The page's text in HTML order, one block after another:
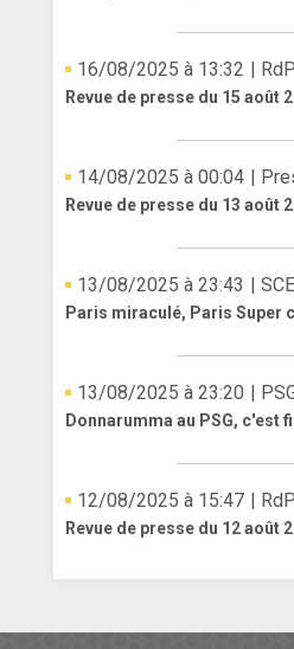
16/08/2025 à 13:32 | RdP
Revue de presse du 15 août
14/08/2025 à 00:04 |
Revue de presse du 13 août
13/08/2025 à 23:43 | SCE
Paris miraculé, Paris Super
13/08/2025 à 23:20 |
Donnarumma au PSG, c'est
12/08/2025 à 15:47 | RdP
Revue de presse du 12 août